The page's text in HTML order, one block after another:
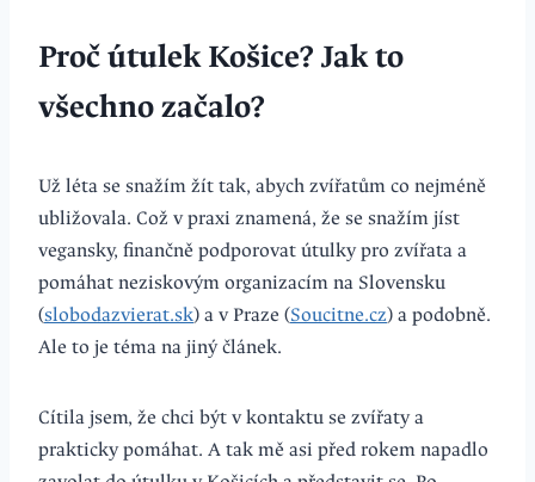
Proč útulek Košice? Jak to
všechno začalo?
Už léta se snažím žít tak, abych zvířatům co nejméně
ubližovala. Což v praxi znamená, že se snažím jíst
vegansky, finančně podporovat útulky pro zvířata a
pomáhat neziskovým organizacím na Slovensku
(slobodazvierat.sk) a v Praze (Soucitne.cz) a podobně.
Ale to je téma na jiný článek.
Cítila jsem, že chci být v kontaktu se zvířaty a
prakticky pomáhat. A tak mě asi před rokem napadlo